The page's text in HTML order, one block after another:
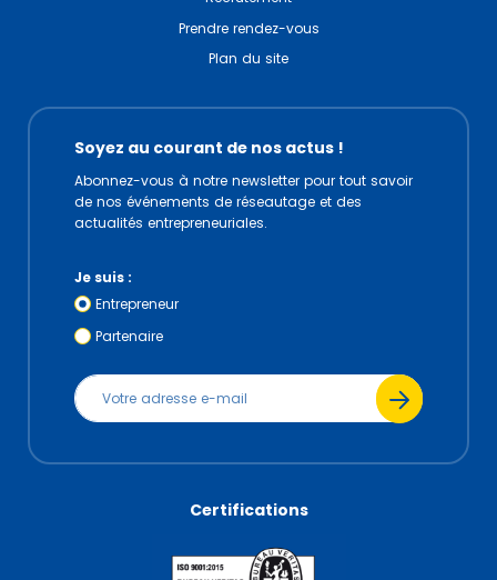
Prendre rendez-vous
Plan du site
Soyez au courant de nos actus !
Abonnez-vous à notre newsletter pour tout savoir
de nos événements de réseautage et des
actualités entrepreneuriales.
Je suis :
Entrepreneur
Partenaire
Certifications